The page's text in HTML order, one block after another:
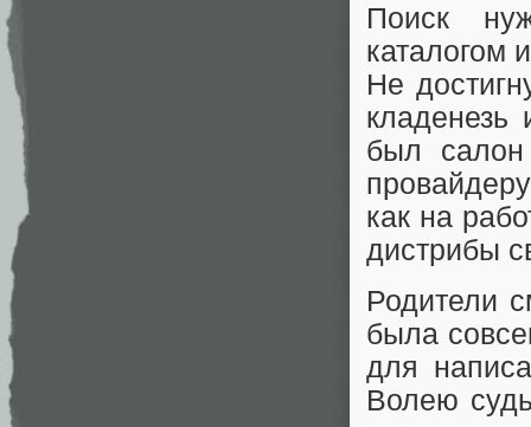
Поиск
каталогом
Не
кладенезь
был салон
как на
дистрибы
Родители
была
для
Волею